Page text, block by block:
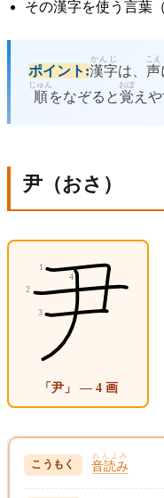
その漢字を使 う 言葉 （
ポイント:漢字
かんじ
は、 声
こえ
順
じゅん
をなぞると覚
おぼ
え
尹（おさ）
「尹」 — 4 画
音読み
おんよみ